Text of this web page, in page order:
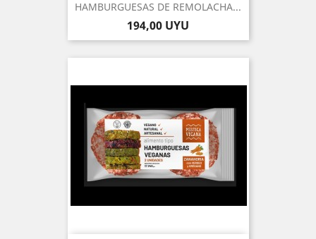
HAMBURGUESAS DE REMOLACHA...
Precio
194,00 UYU